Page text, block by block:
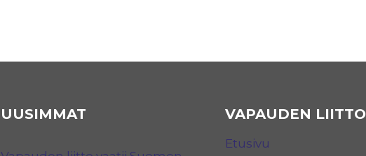
UUSIMMAT VAPAUDEN LIITTO
Etusivu